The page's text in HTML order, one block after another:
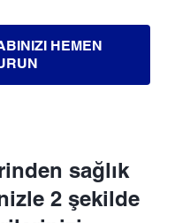
HEMEN
sağlık
2 şekilde